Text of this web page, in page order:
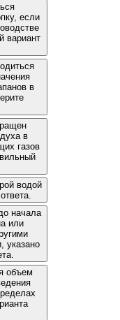
если
вариант
в
в
газов
водой
начала
или
указано
объем